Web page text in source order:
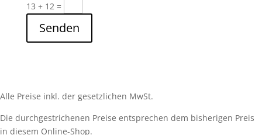
13 + 12=
Senden
Alle Preise inkl. der gesetzlichen MwSt.
Die durchgestrichenen Preise entsprechen dem bisherigen Preis
in diesem Online-Shop.